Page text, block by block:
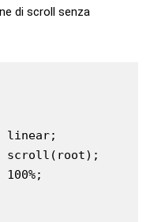
di scroll senza
linear;
scroll(root);
100%;